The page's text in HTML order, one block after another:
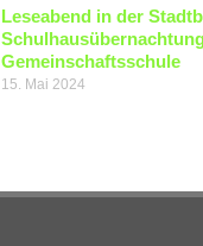
Leseabend in der
Gemeinschaftsschule
15. Mai 2024